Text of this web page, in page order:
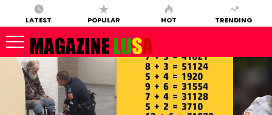
LATEST POPULAR HOT TRENDING
LATEST
STORIES